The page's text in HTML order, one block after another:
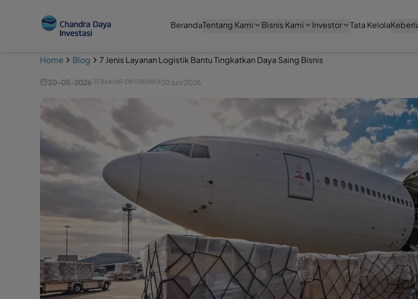
BerandaTentang Kami Bisnis Kami Investor Tata Kelola
Home Blog 7 Jenis Layanan Logistik Bantu Tingkatkan Daya Saing Bisnis
30-05-2026·TERAKHIR DIPERBARUI 02 Juni 2026